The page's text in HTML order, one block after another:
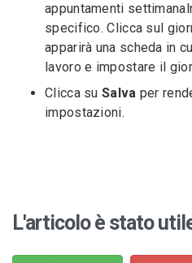
appuntamenti
specifico. Clicca sul
apparirà una scheda in
lavoro e impostare il
Clicca su Salva per
impostazioni.
L'articolo è stato